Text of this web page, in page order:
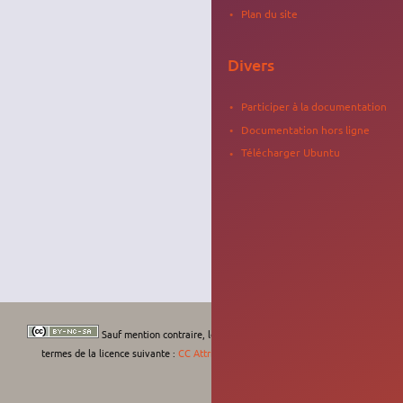
Sauf mention contraire, le contenu de ce wiki est placé sous les
termes de la licence suivante : CC Attribution-Noncommercial-Share Alike 4.0
Plan du site
Divers
Participer à la documentation
Documentation hors ligne
Télécharger Ubuntu